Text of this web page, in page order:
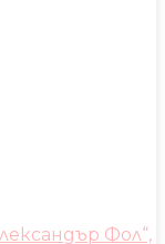
Фол“,